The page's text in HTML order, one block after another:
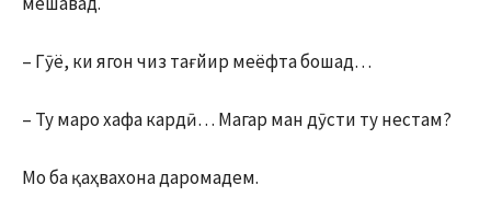
– Гӯё, ки ягон чиз тағйир меёфта бошад…
– Ту маро хафа кардӣ… Магар ман дӯсти ту нестам?
Мо ба қаҳвахона даромадем.